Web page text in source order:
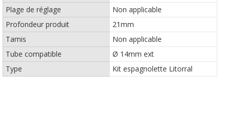
Plage de réglage
Non applicable
Profondeur produit
21mm
Tamis
Non applicable
Tube compatible
Ø 14mm ext
Type
Kit espagnolette Litorral